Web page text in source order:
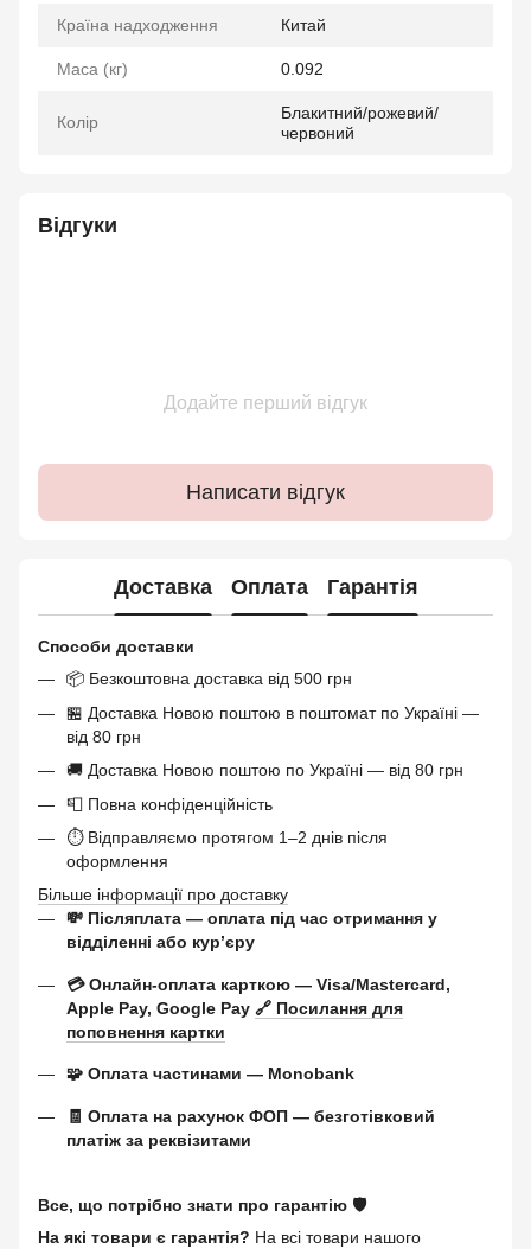
Країна надходження Китай
Маса (кг) 0.092
Колір
Блакитний/рожевий/
червоний
Відгуки
Додайте перший відгук
Написати відгук
Доставка Оплата Гарантія
Способи доставки
📦 Безкоштовна доставка від 500 грн
🏪 Доставка Новою поштою в поштомат по Україні —
від 80 грн
🚚 Доставка Новою поштою по Україні — від 80 грн
📮 Повна конфіденційність
⏱ Відправляємо протягом 1–2 днів після
оформлення
Більше інформації про доставку
💸 Післяплата — оплата під час отримання у
відділенні або курʼєру
💳 Онлайн-оплата карткою — Visa/Mastercard,
Apple Pay, Google Pay 🔗 Посилання для
поповнення картки
🧩 Оплата частинами — Monobank
🧾 Оплата на рахунок ФОП — безготівковий
платіж за реквізитами
Все, що потрібно знати про гарантію 🛡️
На які товари є гарантія? На всі товари нашого